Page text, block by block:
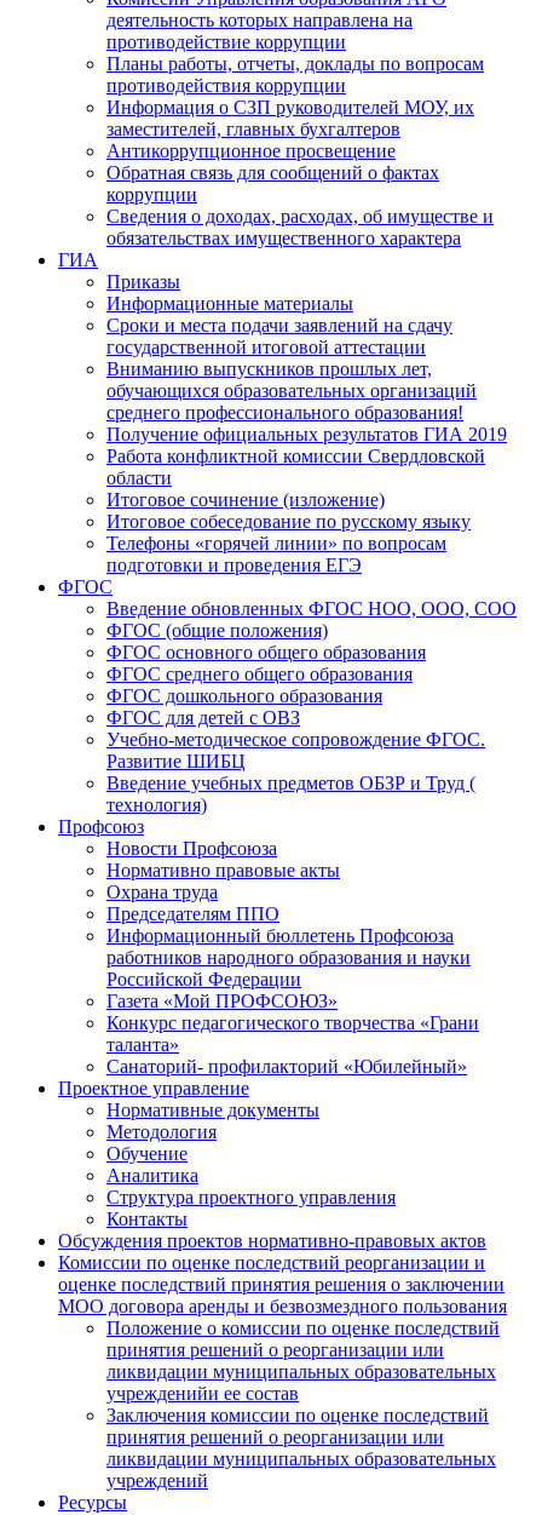
деятельность которых направлена на
противодействие коррупции
Планы работы, отчеты, доклады по вопросам
противодействия коррупции
Информация о СЗП руководителей МОУ, их
заместителей, главных бухгалтеров
Антикоррупционное просвещение
Обратная связь для сообщений о фактах
коррупции
Сведения о доходах, расходах, об имуществе и
обязательствах имущественного характера
ГИА
Приказы
Информационные материалы
Сроки и места подачи заявлений на сдачу
государственной итоговой аттестации
Вниманию выпускников прошлых лет,
обучающихся образовательных организаций
среднего профессионального образования!
Получение официальных результатов ГИА 2019
Работа конфликтной комиссии Свердловской
области
Итоговое сочинение (изложение)
Итоговое собеседование по русскому языку
Телефоны «горячей линии» по вопросам
подготовки и проведения ЕГЭ
ФГОС
Введение обновленных ФГОС НОО, ООО, СОО
ФГОС (общие положения)
ФГОС основного общего образования
ФГОС среднего общего образования
ФГОС дошкольного образования
ФГОС для детей с ОВЗ
Учебно-методическое сопровождение ФГОС.
Развитие ШИБЦ
Введение учебных предметов ОБЗР и Труд (
технология)
Профсоюз
Новости Профсоюза
Нормативно правовые акты
Охрана труда
Председателям ППО
Информационный бюллетень Профсоюза
работников народного образования и науки
Российской Федерации
Газета «Мой ПРОФСОЮЗ»
Конкурс педагогического творчества «Грани
таланта»
Санаторий- профилакторий «Юбилейный»
Проектное управление
Нормативные документы
Методология
Обучение
Аналитика
Структура проектного управления
Контакты
Обсуждения проектов нормативно-правовых актов
Комиссии по оценке последствий реорганизации и
оценке последствий принятия решения о заключении
МОО договора аренды и безвозмездного пользования
Положение о комиссии по оценке последствий
принятия решений о реорганизации или
ликвидации муниципальных образовательных
учрежденийи ее состав
Заключения комиссии по оценке последствий
принятия решений о реорганизации или
ликвидации муниципальных образовательных
учреждений
Ресурсы